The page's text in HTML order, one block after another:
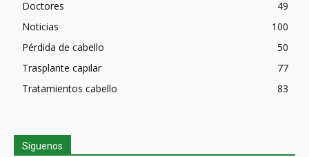
Doctores
49
Noticias
100
Pérdida de cabello
50
Trasplante capilar
77
Tratamientos cabello
83
Síguenos